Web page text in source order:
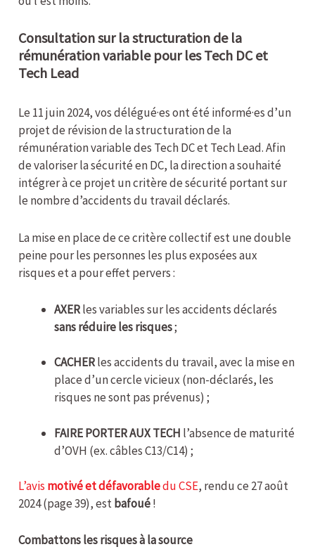
Consultation sur la structuration de la
rémunération variable pour les Tech DC et
Tech Lead
Le 11 juin 2024, vos délégué·es ont été informé·es d’un
projet de révision de la structuration de la
rémunération variable des Tech DC et Tech Lead. Afin
de valoriser la sécurité en DC, la direction a souhaité
intégrer à ce projet un critère de sécurité portant sur
le nombre d’accidents du travail déclarés.
La mise en place de ce critère collectif est une double
peine pour les personnes les plus exposées aux
risques et a pour effet pervers :
AXERles variables sur les accidents déclarés
sans réduire les risques;
CACHERles accidents du travail, avec la mise en
place d’un cercle vicieux (non-déclarés, les
risques ne sont pas prévenus) ;
FAIRE PORTER AUX TECH l’absence de maturité
d’OVH (ex. câbles C13/C14) ;
L’avis motivé et défavorabledu CSE, rendu ce 27 août
2024 (page 39), est bafoué!
Combattons les risques à la source